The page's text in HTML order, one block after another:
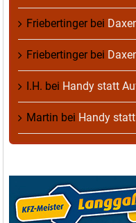
Friebertingerbei
Friebertingerbei
I.H. bei Handy statt
Martin bei Handy